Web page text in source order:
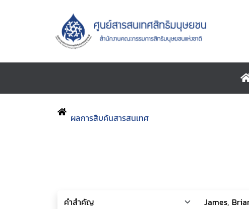
ผลการสืบค้นสารสนเทศ